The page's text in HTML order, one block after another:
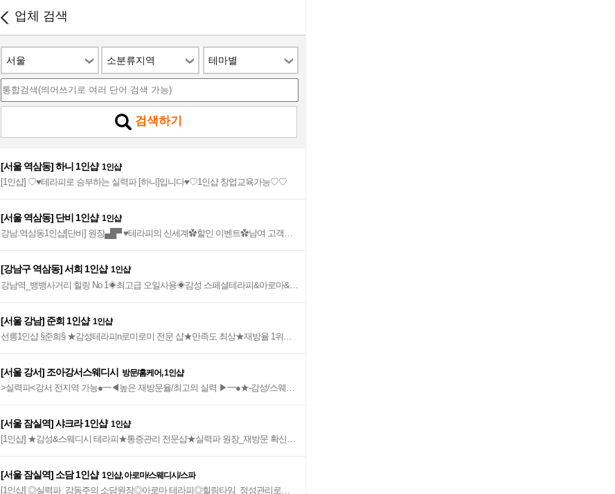
업체 검색
서울 소분류지역 테마별
검색하기
[서울 역삼동] 하니 1인샵 1인샵
[1인샵] ♡♥테라피로 승부하는 실력파 [하니]입니다♥♡1인샵 창업교육가능♡♡
[서울 역삼동] 단비 1인샵 1인샵
강남.역삼동1인샵[단비] 원장▄█▀ ♥테라피의 신세계✿할인 이벤트✿남여 고객환
[강남구 역삼동] 서희 1인샵 1인샵
강남역_뱅뱅사거리 힐링 No 1◈최고급 오일사용◈감성 스페셜테라피&아로마&스
[서울 강남] 준희 1인샵 1인샵
선릉1인샵 §준희§ ★감성테라피n로미로미 전문 샵★만족도 최상★재방율 1위의
[서울 강서] 조아강서스웨디시
방문/홈케어, 1인샵
>실력파<강서 전지역 가능●━◀높은 재방문율/최고의 실력 ▶━●★-감성/스웨디
[서울 잠실역] 샤크라 1인샵 1인샵
[1인샵] ★감성&스웨디시 테라피★통증관리 전문샵★실력파 원장_재방문 확신
[서울 잠실역] 소담 1인샵 1인샵, 아로마/스웨디시/스파
[1인샵] ◎실력파_감동주의 소담원장◎아로마 테라피◎힐링타임_정성관리로